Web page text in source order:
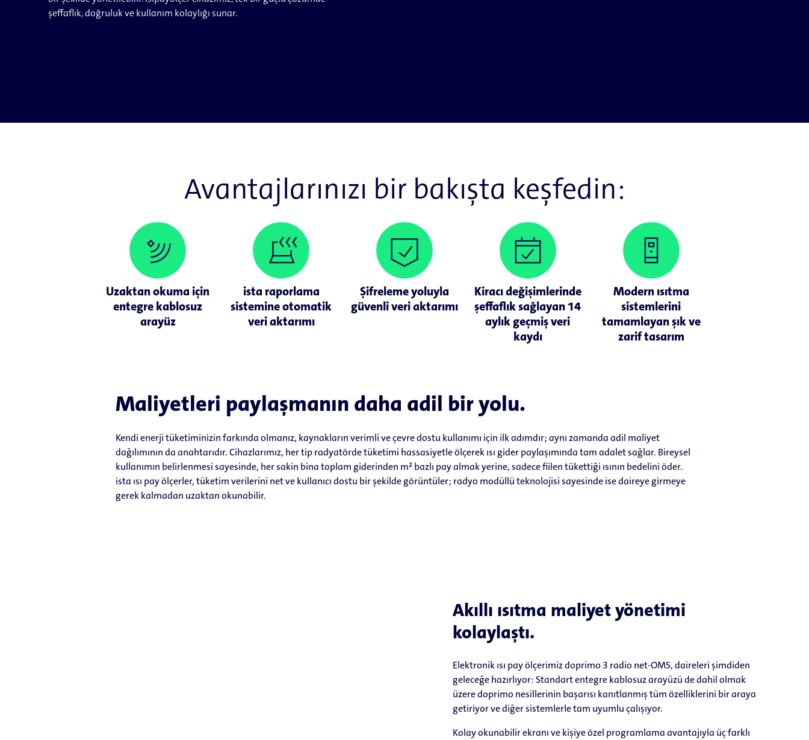
şeffaflık, doğruluk ve kullanım kolaylığı sunar.
Avantajlarınızı bir bakışta keşfedin:
Uzaktan okuma için
entegre kablosuz
arayüz
ista raporlama
sistemine otomatik
veri aktarımı
Şifreleme yoluyla
güvenli veri aktarımı
Kiracı değişimlerinde
şeffaflık sağlayan 14
aylık geçmiş veri
kaydı
Modern ısıtma
sistemlerini
tamamlayan şık ve
zarif tasarım
Maliyetleri paylaşmanın daha adil bir yolu.
Kendi enerji tüketiminizin farkında olmanız, kaynakların verimli ve çevre dostu kullanımı için ilk adımdır; aynı zamanda adil maliyet
dağılımının da anahtarıdır. Cihazlarımız, her tip radyatörde tüketimi hassasiyetle ölçerek ısı gider paylaşımında tam adalet sağlar. Bireysel
kullanımın belirlenmesi sayesinde, her sakin bina toplam giderinden m² bazlı pay almak yerine, sadece fiilen tükettiği ısının bedelini öder.
ista ısı pay ölçerler, tüketim verilerini net ve kullanıcı dostu bir şekilde görüntüler; radyo modüllü teknolojisi sayesinde ise daireye girmeye
gerek kalmadan uzaktan okunabilir.
Akıllı ısıtma maliyet yönetimi
kolaylaştı.
Elektronik ısı pay ölçerimiz doprimo 3 radio net-OMS, daireleri şimdiden
geleceğe hazırlıyor: Standart entegre kablosuz arayüzü de dahil olmak
üzere doprimo nesillerinin başarısı kanıtlanmış tüm özelliklerini bir araya
getiriyor ve diğer sistemlerle tam uyumlu çalışıyor.
Kolay okunabilir ekranı ve kişiye özel programlama avantajıyla üç farklı